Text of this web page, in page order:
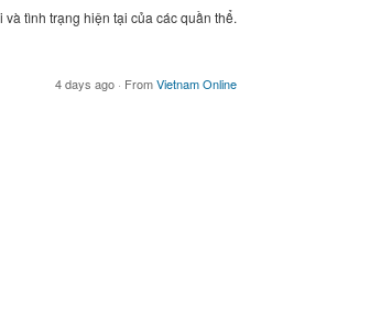
tình trạng hiện tại của các quần thể.
4 days ago · FromVietnam Online